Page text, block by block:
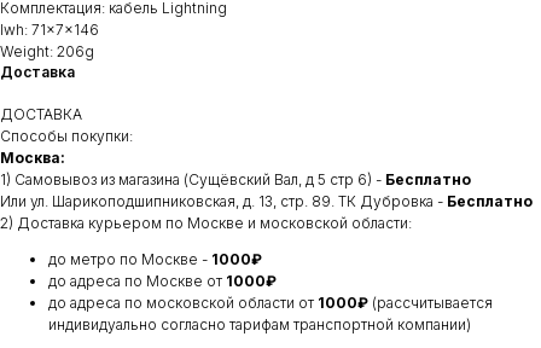
Комплектация: кабель Lightning
lwh: 71x7x146
Weight: 206g
Доставка
ДОСТАВКА
Способы покупки:
Москва:
1) Самовывоз из магазина (Сущёвский Вал, д 5 стр 6) - Бесплатно
Или ул. Шарикоподшипниковская, д. 13, стр. 89. ТК Дубровка - Бесплатно
2) Доставка курьером по Москве и московской области:
до метро по Москве - 1000₽
до адреса по Москве от 1000₽
до адреса по московской области от 1000₽ (рассчитывается
индивидуально согласно тарифам транспортной компании)